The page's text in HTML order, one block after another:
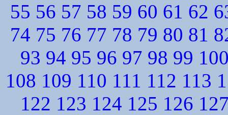
55 56 57 58 59 60 61 62
74 75 76 77 78 79 80 81
93 94 95 96 97 98 99
108 109 110 111 112 113
122 123 124 125 126